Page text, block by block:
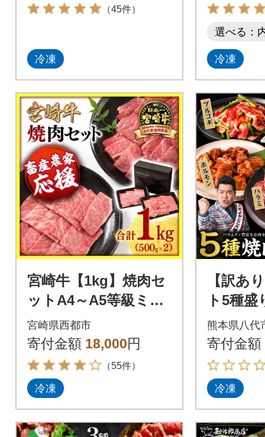
（45件）
冷凍
選べる：
冷凍
宮崎牛【1kg】焼肉セ
ットA4～A5等級ミヤ
チク内閣総理大臣賞連
続<畜産農家応援>[301
4]
宮崎県西都市
寄付金額 18,000円
（55件）
冷凍
【訳あ
ト5種
3-4611-B
熊本県八代
寄付金額
冷凍